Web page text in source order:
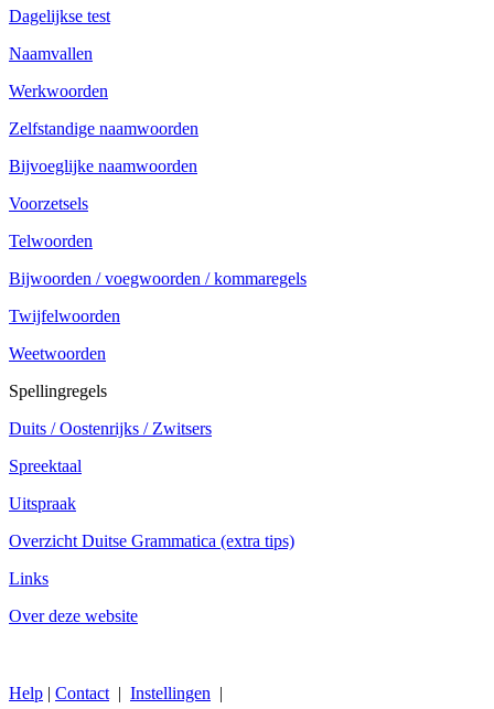
Dagelijkse test
Naamvallen
Werkwoorden
Zelfstandige naamwoorden
Bijvoeglijke naamwoorden
Voorzetsels
Telwoorden
Bijwoorden / voegwoorden / kommaregels
Twijfelwoorden
Weetwoorden
Spellingregels
Duits / Oostenrijks / Zwitsers
Spreektaal
Uitspraak
Overzicht Duitse Grammatica (extra tips)
Links
Over deze website
Help | Contact | Instellingen |